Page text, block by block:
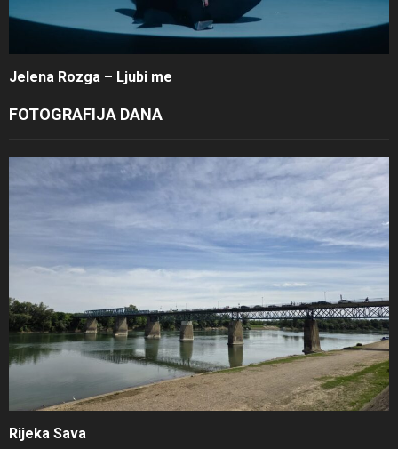
Jelena Rozga – Ljubi me
FOTOGRAFIJA DANA
Rijeka Sava